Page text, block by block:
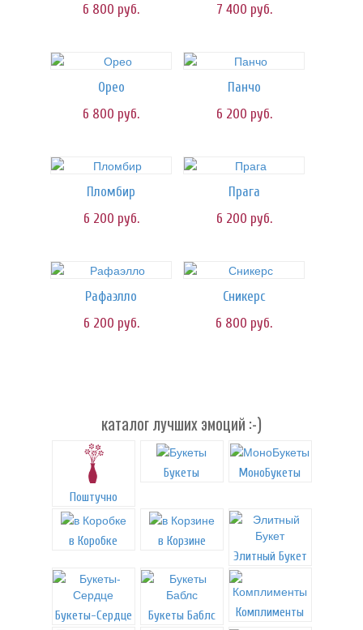
6 800 руб. 7 400 руб.
Орео
6 800 руб.
Панчо
6 200 руб.
Пломбир
6 200 руб.
Прага
6 200 руб.
Рафаэлло
6 200 руб.
Сникерс
6 800 руб.
каталог лучших эмоций :-)
Поштучно
Букеты МоноБукеты
в Коробке
в Корзине
Элитный Букет
Букеты-Сердце Букеты Баблс Комплименты